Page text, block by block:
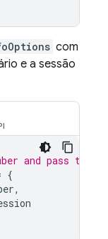
com
e a sessão
and pass the
{
,